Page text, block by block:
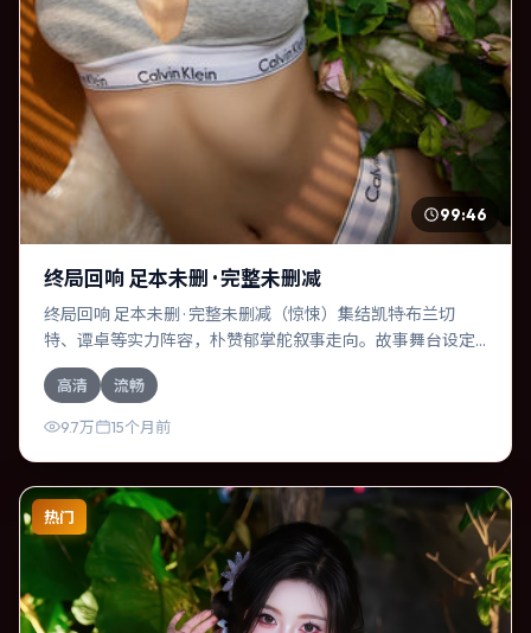
99:46
终局回响 足本未删 · 完整未删减
终局回响 足本未删 · 完整未删减（惊悚）集结凯特·布兰切
特、谭卓等实力阵容，朴赞郁掌舵叙事走向。故事舞台设定
于泰国，围绕一次意外选择展开连锁反应；配乐与色彩高度
服务于主题，结尾留白耐人寻味。
高清 流畅
9.7万 15个月前
热门